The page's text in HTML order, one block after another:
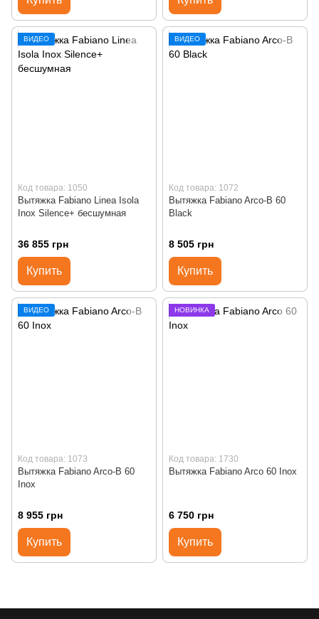
ВИДЕО
Код товара: 1050
Вытяжка Fabiano Linea Isola
Inox Silence+ бесшумная
36 855 грн
Купить
ВИДЕО
Код товара: 1072
Вытяжка Fabiano Arco-B 60
Black
8 505 грн
Купить
ВИДЕО
Код товара: 1073
Вытяжка Fabiano Arco-B 60
Inox
8 955 грн
Купить
НОВИНКА
Код товара: 1730
Вытяжка Fabiano Arco 60 Inox
6 750 грн
Купить